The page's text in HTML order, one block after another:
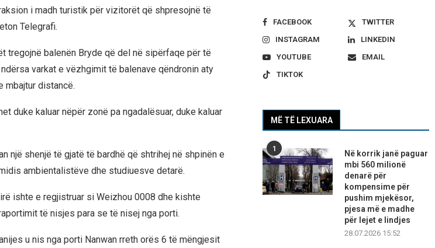
i madh turistik për vizitorët që shpresojnë të
Telegrafi.
tregojnë balenën Bryde që del në sipërfaqe për të
varkat e vëzhgimit të balenave qëndronin aty
mbajtur distancë.
duke kaluar nëpër zonë pa ngadalësuar, duke kaluar
një shenjë të gjatë të bardhë që shtrihej në shpinën e
ambientalistëve dhe studiuesve detarë.
ishte e regjistruar si Weizhou 0008 dhe kishte
të nisjes para se të nisej nga porti.
u nis nga porti Nanwan rreth orës 6 të mëngjesit
FACEBOOK
TWITTER
INSTAGRAM
LINKEDIN
YOUTUBE
EMAIL
TIKTOK
MË TË LEXUARA
1
Në korrik janë paguar
mbi 560 milionë
denarë për
kompensime për
pushim mjekësor,
pjesa më e madhe
për lejet e lindjes
28.07.2026 15:52